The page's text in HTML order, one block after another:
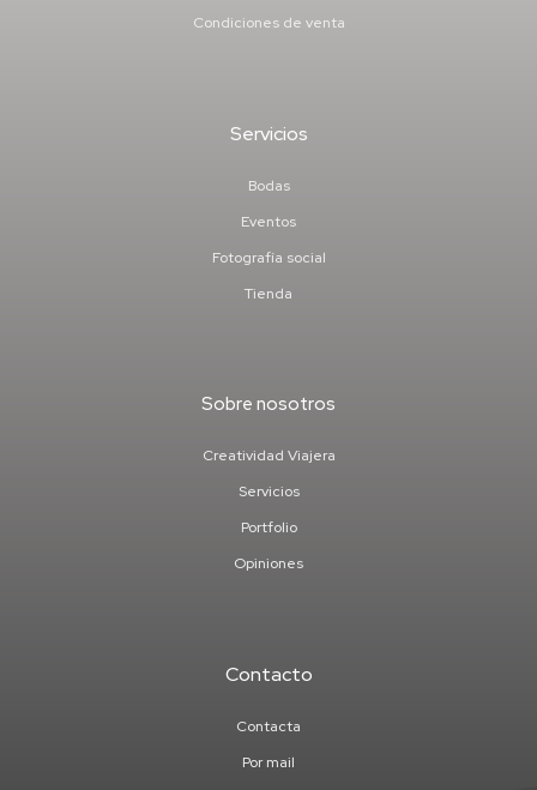
Condiciones de venta
Servicios
Bodas
Eventos
Fotografía social
Tienda
Sobre nosotros
Creatividad Viajera
Servicios
Portfolio
Opiniones
Contacto
Contacta
Por mail